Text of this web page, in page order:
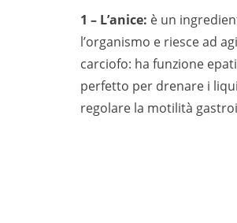
1 – L’anice: è un
l’organismo e riesce ad
carciofo: ha funzione
perfetto per drenare i
regolare la motilità